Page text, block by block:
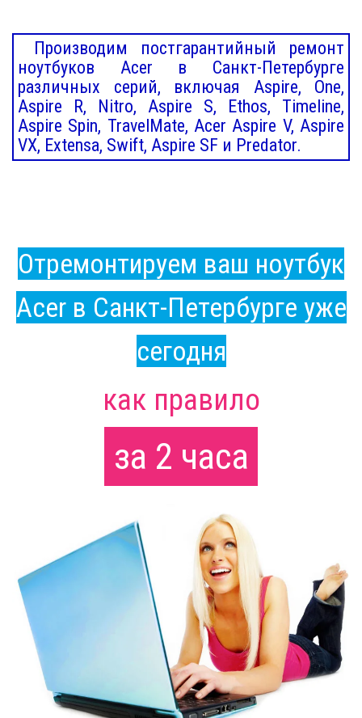
Производим постгарантийный ремонт
ноутбуков Acer в Санкт-Петербурге
различных серий, включая Aspire, One,
Aspire R, Nitro, Aspire S, Ethos, Timeline,
Aspire Spin, TravelMate, Acer Aspire V, Aspire
VX, Extensa, Swift, Aspire SF и Predator.
Отремонтируем ваш ноутбук
Acer в Санкт-Петербурге уже
сегодня
как правило
за 2 часа